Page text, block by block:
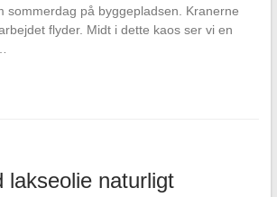
sommerdag på byggepladsen. Kranerne
flyder. Midt i dette kaos ser vi en
lakseolie naturligt